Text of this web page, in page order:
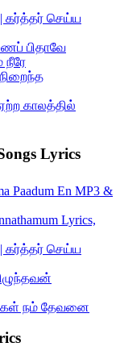
| கர்த்தர் செய்ய
பிதாவே
நீரே
நிறைந்த
ஏற்ற காலத்தில்
Lyrics
Paadum En MP3 &
Lyrics,
| கர்த்தர் செய்ய
நம் தேவனை